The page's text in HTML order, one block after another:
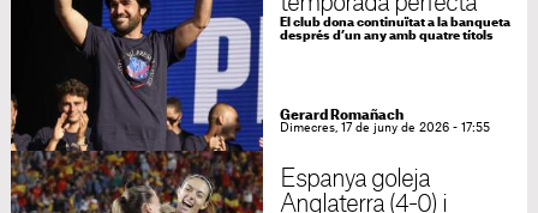
El club dona continuïtat a la banqueta
després d’un any amb quatre títols
Gerard Romañach
Dimecres, 17 de juny de 2026 - 17:55
Espanya goleja
Anglaterra (4-0) i